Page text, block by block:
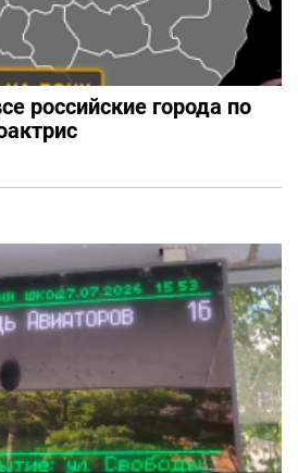
российские города по